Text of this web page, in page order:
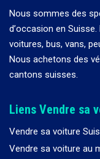
Nous sommes des
d’occasion en
voitures, bus, vans,
Nous achetons des
cantons suisses.
Liens Vendre sa
Vendre sa voiture
Vendre sa voiture au